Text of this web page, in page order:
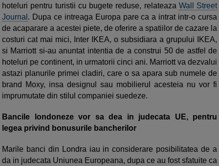
hoteluri pentru turistii cu bugete reduse, relateaza Wall Street
Journal . Dupa ce intreaga Europa pare ca a intrat intr-o cursa
de acaparare a acestei piete, de oferire a spatiilor de cazare la
costuri cat mai mici, Inter IKEA, o subsidiara a grupului IKEA,
si Marriott si-au anuntat intentia de a construi 50 de astfel de
hoteluri pe continent, in urmatorii cinci ani. Marriott va dezvalui
astazi planurile primei cladiri, care o sa apara sub numele de
brand Moxy, insa designul sau mobilierul acesteia nu vor fi
imprumutate din stilul companiei suedeze.
Bancile londoneze vor sa dea in judecata UE, pentru
legea privind bonusurile bancherilor
Marile banci din Londra iau in considerare posibilitatea de a
da in judecata Uniunea Europeana, dupa ce au fost sfatuite ca